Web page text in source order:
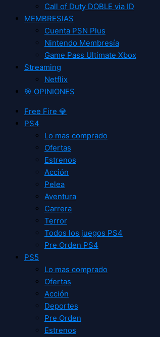
Call of Duty DOBLE via ID
MEMBRESIAS
Cuenta PSN Plus
Nintendo Membresía
Game Pass Ultimate Xbox
Streaming
Netflix
🎯 OPINIONES
Free Fire 💎
PS4
Lo mas comprado
Ofertas
Estrenos
Acción
Pelea
Aventura
Carrera
Terror
Todos los juegos PS4
Pre Orden PS4
PS5
Lo mas comprado
Ofertas
Acción
Deportes
Pre Orden
Estrenos